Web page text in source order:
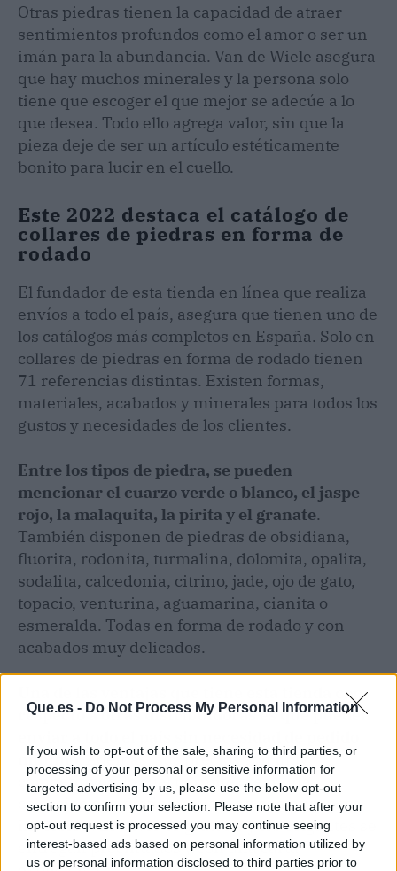
Que.es - Do Not Process My Personal Information
If you wish to opt-out of the sale, sharing to third parties, or
processing of your personal or sensitive information for
targeted advertising by us, please use the below opt-out
section to confirm your selection. Please note that after your
opt-out request is processed you may continue seeing
interest-based ads based on personal information utilized by
us or personal information disclosed to third parties prior to
Otras piedras tienen la capacidad de atraer
sentimientos profundos como el amor o ser un
imán para la abundancia. Van de Wiele asegura
que hay muchos minerales y la persona solo
tiene que escoger el que mejor se adecúe a lo
que desea. Todo ello agrega valor, sin que la
pieza deje de ser un artículo estéticamente
bonito para lucir en el cuello.
Este 2022 destaca el catálogo de
collares de piedras en forma de
rodado
El fundador de esta tienda en línea que realiza
envíos a todo el país, asegura que tienen uno de
los catálogos más completos en España. Solo en
collares de piedras en forma de rodado tienen
71 referencias distintas. Existen formas,
materiales, acabados y minerales para todos los
gustos y necesidades de los clientes.
Entre los tipos de piedra, se pueden
mencionar el cuarzo verde o blanco, el jaspe
rojo, la malaquita, la pirita y el granate.
También disponen de piedras de obsidiana,
fluorita, rodonita, turmalina, dolomita, opalita,
sodalita, calcedonia, citrino, jade, ojo de gato,
topacio, venturina, aguamarina, cianita o
esmeralda. Todas en forma de rodado y con
acabados muy delicados.
Una de las ventajas que tiene esta tienda con
respecto a otras distribuidoras es que pueden
mínimo. Además, sus precios son muy
competitivos, lo cual permite crear una
colección con distintas piezas y con muy poca
inversión. El envío es gratuito y los colgantes se
entregan precintados y con una carta